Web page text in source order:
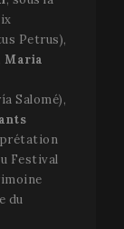
Petrus),
Maria
Salomé),
Festival
du